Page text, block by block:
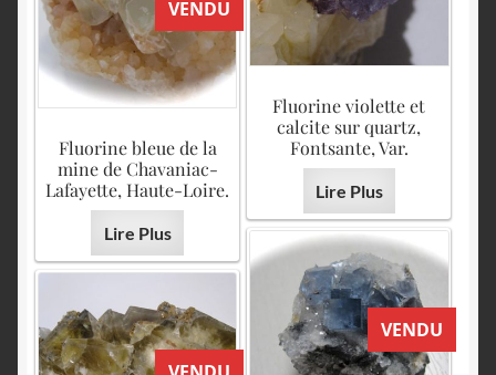
Fluorine violette et
calcite sur quartz,
Fontsante, Var.
Lire Plus
VENDU
Fluorine bleue de la
mine de Chavaniac-
Lafayette, Haute-Loire.
Lire Plus
VENDU